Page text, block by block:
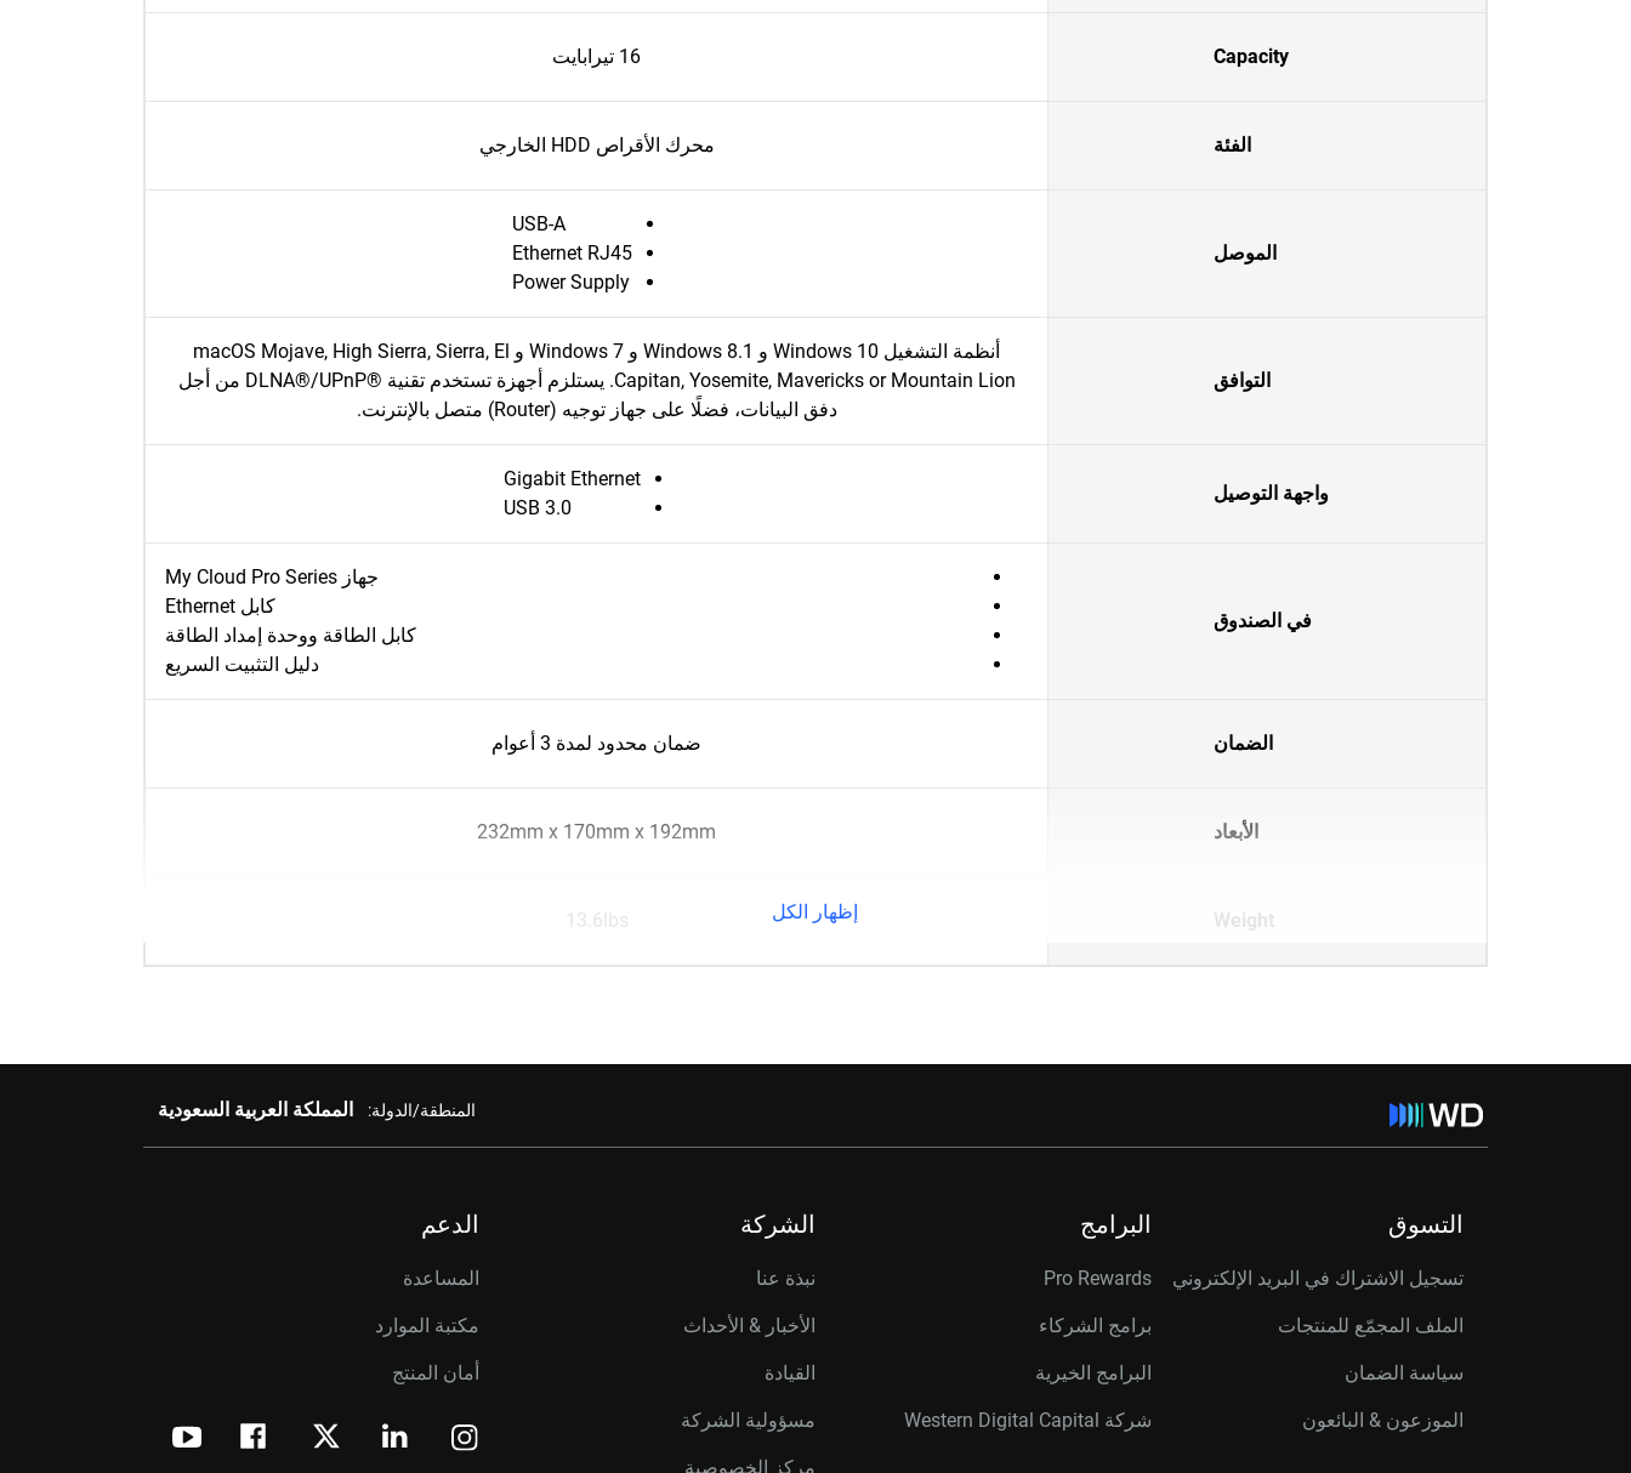
Capacity 16 تيرابايت
الفئة محرك الأقراص HDD الخارجي
الموصل
USB-A
Ethernet RJ45
Power Supply
التوافق
أنظمة التشغيل Windows 10 و Windows 8.1 و Windows 7 و macOS Mojave, High Sierra, Sierra, El
Capitan, Yosemite, Mavericks or Mountain Lion. يستلزم أجهزة تستخدم تقنية ®DLNA®/UPnP من أجل
دفق البيانات، فضلًا على جهاز توجيه (Router) متصل بالإنترنت.
واجهة التوصيل
Gigabit Ethernet
USB 3.0
في الصندوق
جهاز My Cloud Pro Series
كابل Ethernet
كابل الطاقة ووحدة إمداد الطاقة
دليل التثبيت السريع
الضمان ضمان محدود لمدة 3 أعوام
الأبعاد 232mm x 170mm x 192mm
Weight
13.6lbs إظهار الكل
المنطقة/الدولة: المملكة العربية السعودية
التسوق
تسجيل الاشتراك في البريد الإلكتروني
الملف المجمّع للمنتجات
سياسة الضمان
الموزعون & البائعون
البرامج
Pro Rewards
برامج الشركاء
البرامج الخيرية
شركة Western Digital Capital
الشركة
نبذة عنا
الأخبار & الأحداث
القيادة
مسؤولية الشركة
مركز الخصوصية
الدعم
المساعدة
مكتبة الموارد
أمان المنتج